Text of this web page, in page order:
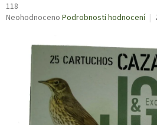
118
Průměrné
hvězdiček.
Neohodnoceno Podrobnosti hodnocení